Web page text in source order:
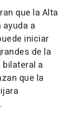
que la Alta
a
iniciar
de la
a
que la